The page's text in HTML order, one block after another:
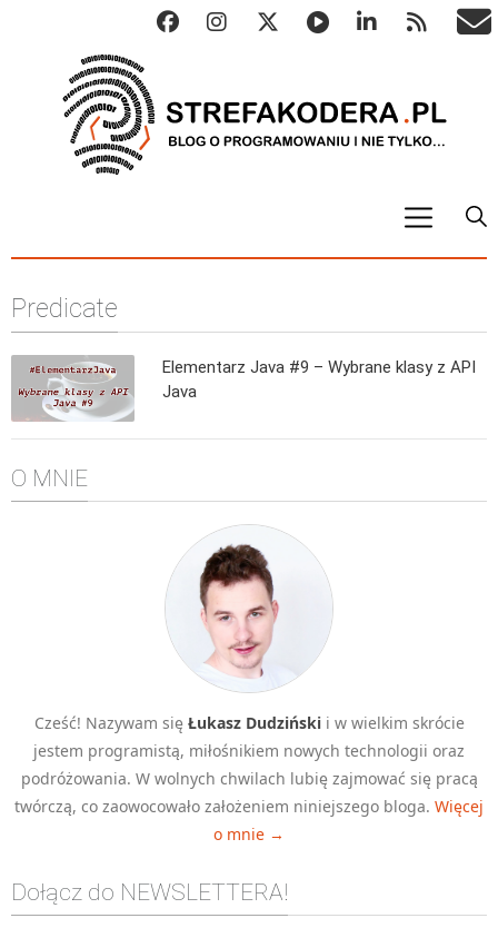
Metody numeryczne
Algorytmy wyszukiwania
Inne
C++
Elementarz Java
Pascal
HTML 5
CSS 3
Django
Predicate
Elementarz Java #9 – Wybrane klasy z API
Java
O MNIE
Cześć! Nazywam się Łukasz Dudzińskii w wielkim skrócie
jestem programistą, miłośnikiem nowych technologii oraz
podróżowania. W wolnych chwilach lubię zajmować się pracą
twórczą, co zaowocowało założeniem niniejszego bloga. Więcej
o mnie →
Dołącz do NEWSLETTERA!